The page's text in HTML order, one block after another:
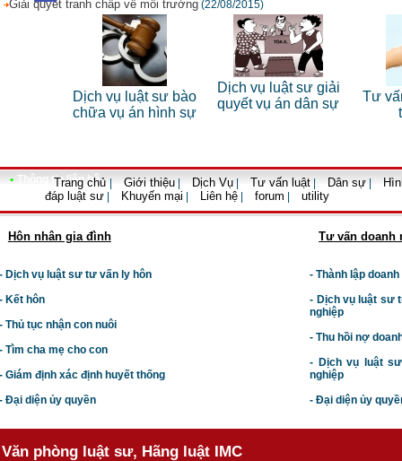
Giải quyết tranh chấp về môi trường (22/08/2015)
Dịch vụ luật sư bào
chữa vụ án hình sự
Dịch vụ luật sư giải
quyết vụ án dân sự
Tư
• Thông tin liên hệ
Trang chủ Giới thiệu Dịch Vụ Tư vấn luật Dân sự
đáp luật sư
Khuyến mại Liên hệ forum utility
Hôn nhân gia đình
Dịch vụ luật sư tư vấn ly hôn
Kết hôn
Thủ tục nhận con nuôi
Tìm cha mẹ cho con
Giám định xác định huyết thống
Đại diện ủy quyền
Tư vấn doanh
- Thành lập
- Dịch vụ luật sư t
nghiệp
- Thu hồi nợ
- Dịch vụ luật
nghiệp
- Đại diện ủy
Văn phòng luật sư, Hãng luật IMC